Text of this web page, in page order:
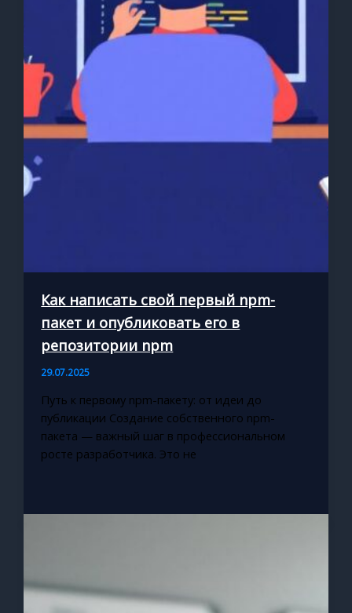
Как написать свой первый npm-
пакет и опубликовать его в
репозитории npm
29.07.2025
Путь к первому npm-пакету: от идеи до
публикации Создание собственного npm-
пакета — важный шаг в профессиональном
росте разработчика. Это не